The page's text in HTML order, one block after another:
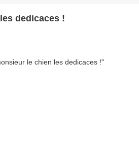
dedicaces !